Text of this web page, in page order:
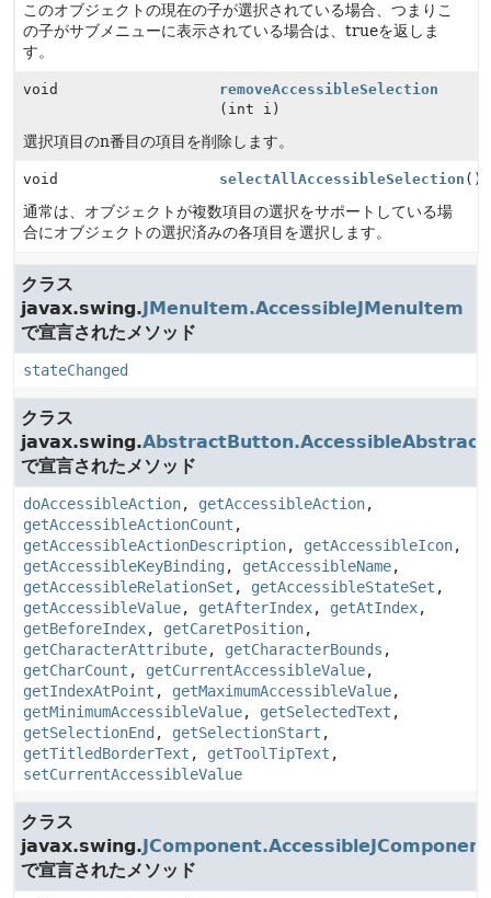
このオブジェクトの現在の子が選択されている場合、つまりこ
の子がサブメニューに表示されている場合は、trueを返しま
す。
void
removeAccessibleSelection
(int i)
選択項目のn番目の項目を削除します。
void selectAllAccessibleSelection ()
通常は、オブジェクトが複数項目の選択をサポートしている場
合にオブジェクトの選択済みの各項目を選択します。
クラス
javax.swing.JMenuItem.AccessibleJMenuItem
で宣言されたメソッド
stateChanged
クラス
javax.swing.
で宣言されたメソッド
doAccessibleAction, getAccessibleAction,
getAccessibleActionCount ,
getAccessibleActionDescription, getAccessibleIcon,
getAccessibleKeyBinding, getAccessibleName,
getAccessibleRelationSet , getAccessibleStateSet ,
getAccessibleValue, getAfterIndex, getAtIndex,
getBeforeIndex, getCaretPosition,
getCharacterAttribute, getCharacterBounds ,
getCharCount , getCurrentAccessibleValue,
getIndexAtPoint , getMaximumAccessibleValue,
getMinimumAccessibleValue, getSelectedText ,
getSelectionEnd , getSelectionStart ,
getTitledBorderText , getToolTipText ,
setCurrentAccessibleValue
クラス
javax.swing.JComponent.AccessibleJComponent
で宣言されたメソッド